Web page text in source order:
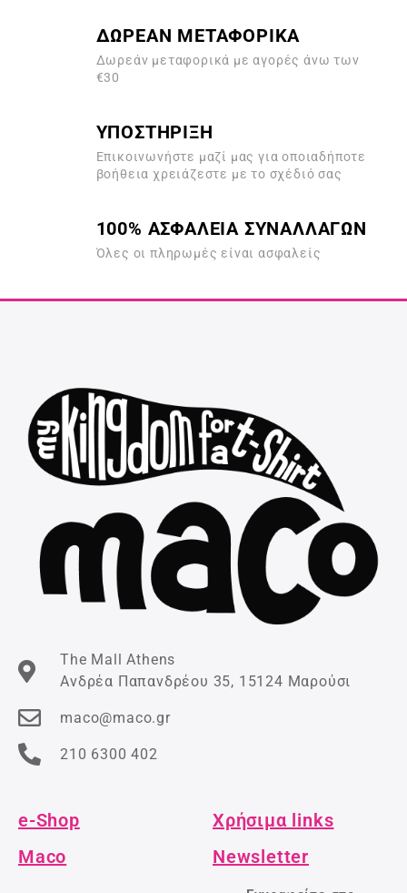
ΔΩΡΕΑΝ ΜΕΤΑΦΟΡΙΚΑ
Δωρεάν μεταφορικά με αγορές άνω των
€30
ΥΠΟΣΤΗΡΙΞΗ
Επικοινωνήστε μαζί μας για οποιαδήποτε
βοήθεια χρειάζεστε με το σχέδιό σας
100% ΑΣΦΑΛΕΙΑ ΣΥΝΑΛΛΑΓΩΝ
Όλες οι πληρωμές είναι ασφαλείς
The Mall Athens
Ανδρέα Παπανδρέου 35, 15124 Μαρούσι
maco@maco.gr
210 6300 402
e-Shop
Χρήσιμα links
Maco
Newsletter